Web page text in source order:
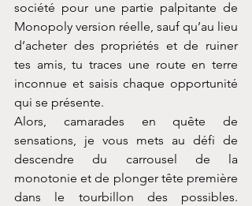
société pour une partie palpitante de
Monopoly version réelle, sauf qu’au lieu
d’acheter des propriétés et de ruiner
tes amis, tu traces une route en terre
inconnue et saisis chaque opportunité
qui se présente.
Alors, camarades en quête de
sensations, je vous mets au défi de
descendre du carrousel de la
monotonie et de plonger tête première
dans le tourbillon des possibles.